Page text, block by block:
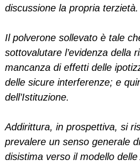
discussione la propria terzietà.
Il polverone sollevato è tale
sottovalutare l’evidenza della
mancanza di effetti delle
delle sicure interferenze; e
dell’Istituzione.
Addirittura, in prospettiva, si
prevalere un senso generale
disistima verso il modello